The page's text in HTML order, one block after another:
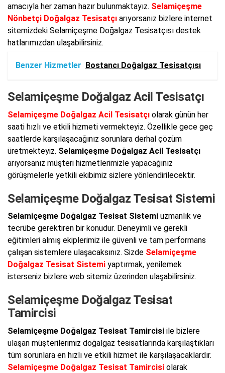
amacıyla her zaman hazır bulunmaktayız. Selamiçeşme
Nönbetçi Doğalgaz Tesisatçı arıyorsanız bizlere internet
sitemizdeki Selamiçeşme Doğalgaz Tesisatçısı destek
hatlarımızdan ulaşabilirsiniz.
Benzer Hizmetler Bostancı Doğalgaz Tesisatçısı
Selamiçeşme Doğalgaz Acil Tesisatçı
Selamiçeşme Doğalgaz Acil Tesisatçı olarak günün her
saati hızlı ve etkili hizmeti vermekteyiz. Özellikle gece geç
saatlerde karşılaşacağınız sorunlara derhal çözüm
üretmekteyiz. Selamiçeşme Doğalgaz Acil Tesisatçı
arıyorsanız müşteri hizmetlerimizle yapacağınız
görüşmelerle yetkili ekibimiz sizlere yönlendirilecektir.
Selamiçeşme Doğalgaz Tesisat Sistemi
Selamiçeşme Doğalgaz Tesisat Sistemi uzmanlık ve
tecrübe gerektiren bir konudur. Deneyimli ve gerekli
eğitimleri almış ekiplerimiz ile güvenli ve tam performans
çalışan sistemlere ulaşacaksınız. Sizde Selamiçeşme
Doğalgaz Tesisat Sistemi yaptırmak, yenilemek
isterseniz bizlere web sitemiz üzerinden ulaşabilirsiniz.
Selamiçeşme Doğalgaz Tesisat
Tamircisi
Selamiçeşme Doğalgaz Tesisat Tamircisi ile bizlere
ulaşan müşterilerimiz doğalgaz tesisatlarında karşılaştıkları
tüm sorunlara en hızlı ve etkili hizmet ile karşılaşacaklardır.
Selamiçeşme Doğalgaz Tesisat Tamircisi olarak